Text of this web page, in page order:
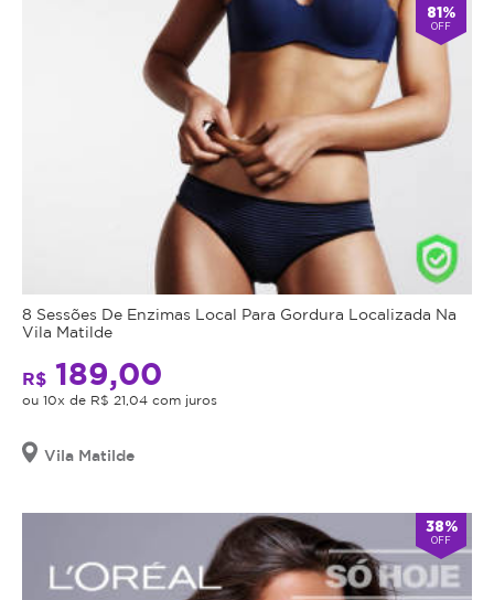
81%
OFF
8 Sessões De Enzimas Local Para Gordura Localizada Na
Vila Matilde
R$ 189,00
ou 10x de R$ 21,04 com juros
Vila Matilde
38%
OFF